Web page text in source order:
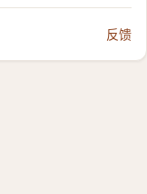
反馈